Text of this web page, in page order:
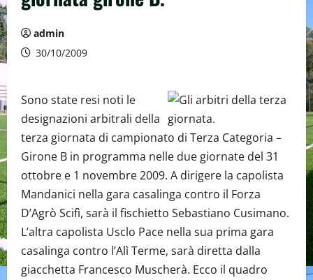
admin
30/10/2009
Sono state resi noti le
designazioni arbitrali della
terza giornata di campionato di Terza Categoria –
Girone B in programma nelle due giornate del 31
ottobre e 1 novembre 2009. A dirigere la capolista
Mandanici nella gara casalinga contro il Forza
D’Agrò Scifì, sarà il fischietto Sebastiano Cusimano.
L’altra capolista Usclo Pace nella sua prima gara
casalinga contro l’Alì Terme, sarà diretta dalla
giacchetta Francesco Muscherà. Ecco il quadro